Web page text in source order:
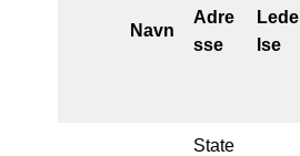
Navn
Adre
sse
Lede
lse
State